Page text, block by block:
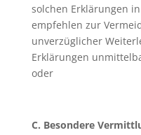
solchen Erklärungen
empfehlen zur
unverzüglicher
Erklärungen
oder
C. Besondere